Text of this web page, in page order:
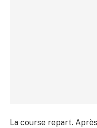
La course repart.